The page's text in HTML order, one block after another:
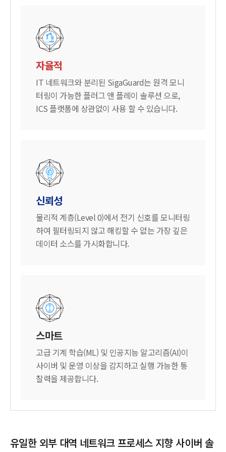
자율적
IT 네트워크와 분리된 SigaGuard는 원격 모니
터링이 가능한 플러그 앤 플레이 솔루션 으로,
ICS 플랫폼에 상관없이 사용 할 수 있습니다.
신뢰성
물리적 계층(Level 0)에서 전기 신호를 모니터링
하여 필터링되지 않고 해킹할 수 없는 가장 깊은
데이터 소스를 가시화합니다.
스마트
고급 기계 학습(ML) 및 인공지능 알고리즘(AI)이
사이버 및 운영 이상을 감지하고 실행 가능한 통
찰력을 제공합니다.
유일한 외부 대역 네트워크 프로세스 지향 사이버 솔